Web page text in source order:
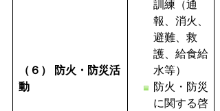
（６）
防火・防災活
動
訓練（通
報、消火、
避難、救
護、給食給
水等）
防火・防災
に関する啓